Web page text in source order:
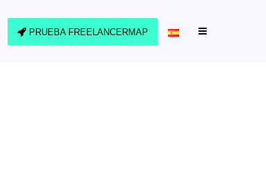
PRUEBA FREELANCERMAP